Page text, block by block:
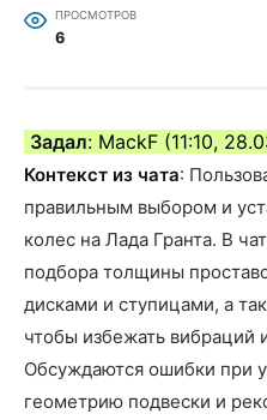
ПРОСМОТРОВ
6
Задал: MackF (11:10,
Контекст из чата:
правильным выбором и
колес на Лада Гранта. В
подбора толщины
дисками и ступицами, а
чтобы избежать вибраций
Обсуждаются ошибки при
геометрию подвески и